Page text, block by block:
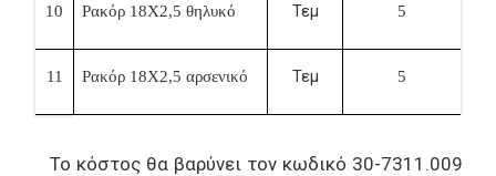
10 Ρακόρ 18Χ2,5 θηλυκό Τεμ 5
11 Ρακόρ 18Χ2,5 αρσενικό Τεμ 5
Το κόστος θα βαρύνει τον κωδικό 30-7311.009